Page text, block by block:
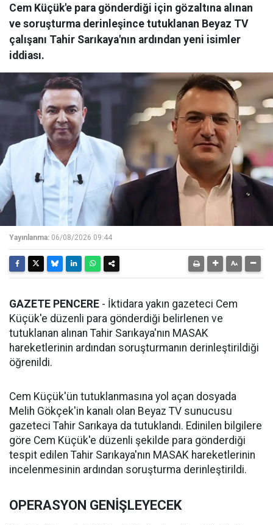
Cem Küçük'e para gönderdiği için gözaltına alınan
ve soruşturma derinleşince tutuklanan Beyaz TV
çalışanı Tahir Sarıkaya'nın ardından yeni isimler
iddiası.
Yayınlanma: 06/08/2026 09:44
GAZETE PENCERE - İktidara yakın gazeteci Cem
Küçük'e düzenli para gönderdiği belirlenen ve
tutuklanan alınan Tahir Sarıkaya'nın MASAK
hareketlerinin ardından soruşturmanın derinleştirildiği
öğrenildi.
Cem Küçük'ün tutuklanmasına yol açan dosyada
Melih Gökçek'in kanalı olan Beyaz TV sunucusu
gazeteci Tahir Sarıkaya da tutuklandı. Edinilen bilgilere
göre Cem Küçük'e düzenli şekilde para gönderdiği
tespit edilen Tahir Sarıkaya'nın MASAK hareketlerinin
incelenmesinin ardından soruşturma derinleştirildi.
OPERASYON GENİŞLEYECEK